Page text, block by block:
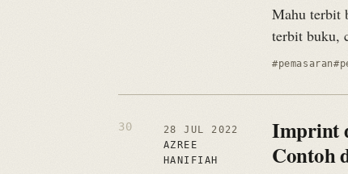
Mahu terbit
terbit buku,
#pemasaran
28 JUL 2022
AZREE
HANIFIAH
Imprint
Contoh